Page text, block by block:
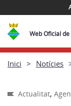
Web Oficial
Inici Notícies
Actualitat,